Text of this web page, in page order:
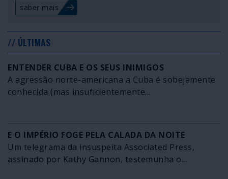
saber mais
// ÚLTIMAS
ENTENDER CUBA E OS SEUS INIMIGOS
A agressão norte-americana a Cuba é sobejamente
conhecida (mas insuficientemente...
E O IMPÉRIO FOGE PELA CALADA DA NOITE
Um telegrama da insuspeita Associated Press,
assinado por Kathy Gannon, testemunha o...